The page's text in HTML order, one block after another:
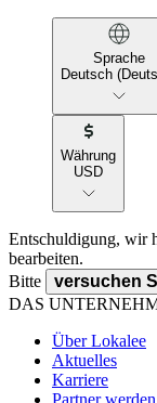
Sprache
Deutsch
Währung
USD
Entschuldigung, wir
bearbeiten.
Bitte
versuchen
DAS
Über Lokalee
Aktuelles
Karriere
Partner werden